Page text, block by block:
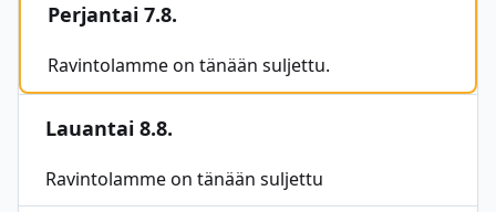
Perjantai 7.8.
Ravintolamme on tänään suljettu.
Lauantai 8.8.
Ravintolamme on tänään suljettu